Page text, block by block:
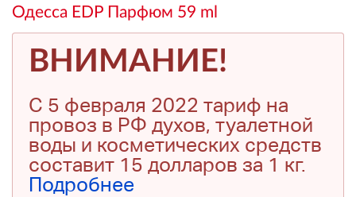
Одесса EDP Парфюм 59 ml
ВНИМАНИЕ!
С 5 февраля 2022 тариф на
провоз в РФ духов, туалетной
воды и косметических средств
составит 15 долларов за 1 кг.
Подробнее